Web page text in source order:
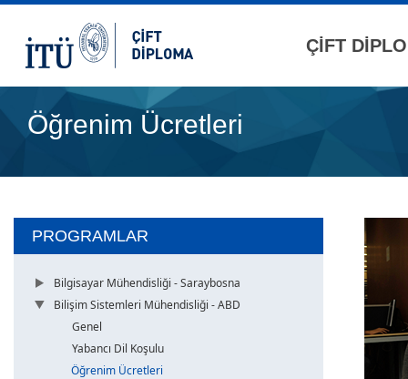
ÇİFT
Öğrenim Ücretleri
PROGRAMLAR
Bilgisayar Mühendisliği - Saraybosna
Bilişim Sistemleri Mühendisliği - ABD
Genel
Yabancı Dil Koşulu
Öğrenim Ücretleri